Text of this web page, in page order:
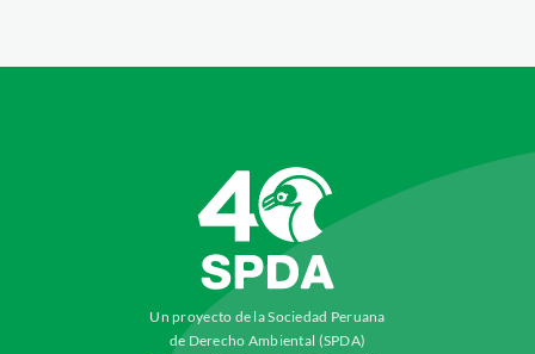
Un proyecto de la Sociedad Peruana
de Derecho Ambiental (SPDA)